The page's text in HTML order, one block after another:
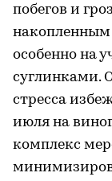
побегов и
накопленным
особенно на
суглинками.
стресса
июля на
комплекс